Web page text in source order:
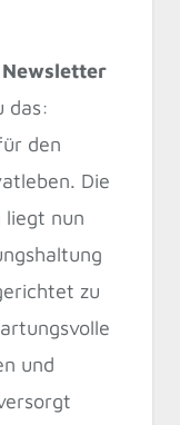
Newsletter
das:
den
Die
liegt nun
zu
und